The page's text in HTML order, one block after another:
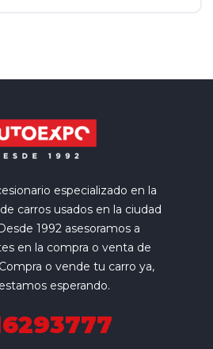
especializado en la
carros usados en la ciudad
1992 asesoramos a
en la compra o venta de
o vende tu carro ya,
esperando.